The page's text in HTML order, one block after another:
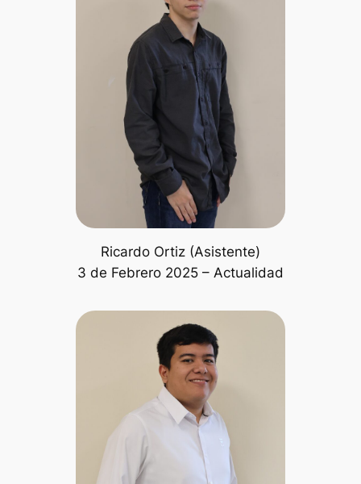
Ricardo Ortiz (Asistente)
3 de Febrero 2025 – Actualidad